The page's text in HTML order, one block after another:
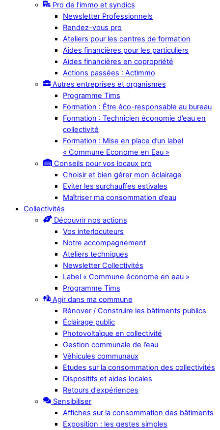
Pro de l’immo et syndics
Newsletter Professionnels
Rendez-vous pro
Ateliers pour les centres de formation
Aides financières pour les particuliers
Aides financières en copropriété
Actions passées : Actimmo
Autres entreprises et organismes
Programme Tims
Formation : Être éco-responsable au bureau
Formation : Technicien économie d’eau en
collectivité
Formation : Mise en place d’un label
« Commune Econome en Eau »
Conseils pour vos locaux pro
Choisir et bien gérer mon éclairage
Eviter les surchauffes estivales
Maîtriser ma consommation d’eau
Collectivités
Découvrir nos actions
Vos interlocuteurs
Notre accompagnement
Ateliers techniques
Newsletter Collectivités
Label « Commune économe en eau »
Programme Tims
Agir dans ma commune
Rénover / Construire les bâtiments publics
Éclairage public
Photovoltaïque en collectivité
Gestion communale de l’eau
Véhicules communaux
Etudes sur la consommation des collectivités
Dispositifs et aides locales
Retours d’expériences
Sensibiliser
Affiches sur la consommation des bâtiments
Exposition : les gestes simples